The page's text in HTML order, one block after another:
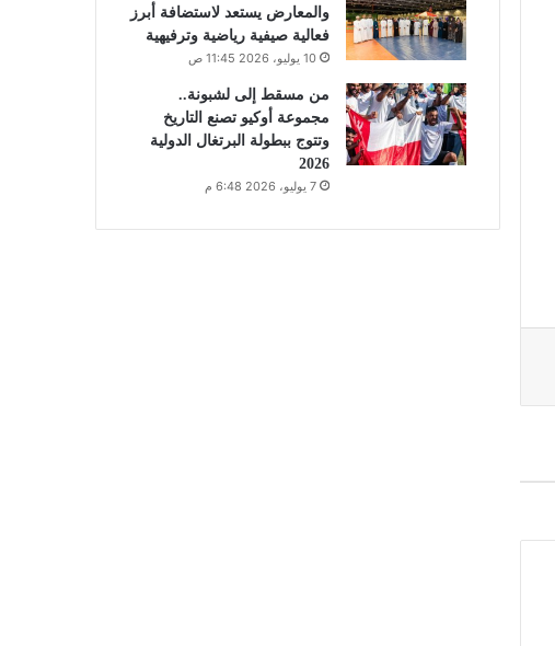
والمعارض يستعد لاستضافة أبرز
فعالية صيفية رياضية وترفيهية
10 يوليو، 2026 11:45 ص
من مسقط إلى لشبونة..
مجموعة أوكيو تصنع التاريخ
وتتوج ببطولة البرتغال الدولية
2026
7 يوليو، 2026 6:48 م